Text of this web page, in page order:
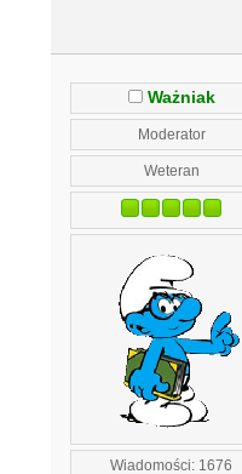
Ważniak
Moderator
Weteran
Wiadomości: 1676